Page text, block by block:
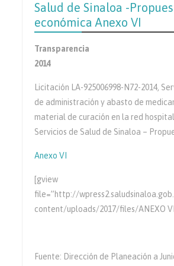
Salud de Sinaloa -
económica Anexo VI
Transparencia
2014
Licitación LA-925006998-N72-2014,
de administración y abasto de
material de curación en la red
Servicios de Salud de Sinaloa –
Anexo VI
[gview
file=”http://
content/uploads/2017/files/ANEXO
Fuente: Dirección de Planeación a